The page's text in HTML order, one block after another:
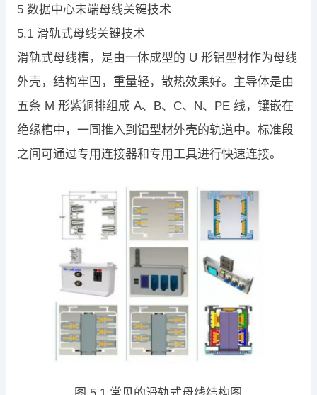
5 数据中心末端母线关键技术
5.1 滑轨式母线关键技术
滑轨式母线槽，是由一体成型的 U 形铝型材作为母线
外壳，结构牢固，重量轻，散热效果好。主导体是由
五条 M 形紫铜排组成 A、B、C、N、PE 线，镶嵌在
绝缘槽中，一同推入到铝型材外壳的轨道中。标准段
之间可通过专用连接器和专用工具进行快速连接。